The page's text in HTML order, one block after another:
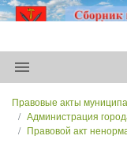
menu
Правовые акты
Администрация
Правовой акт